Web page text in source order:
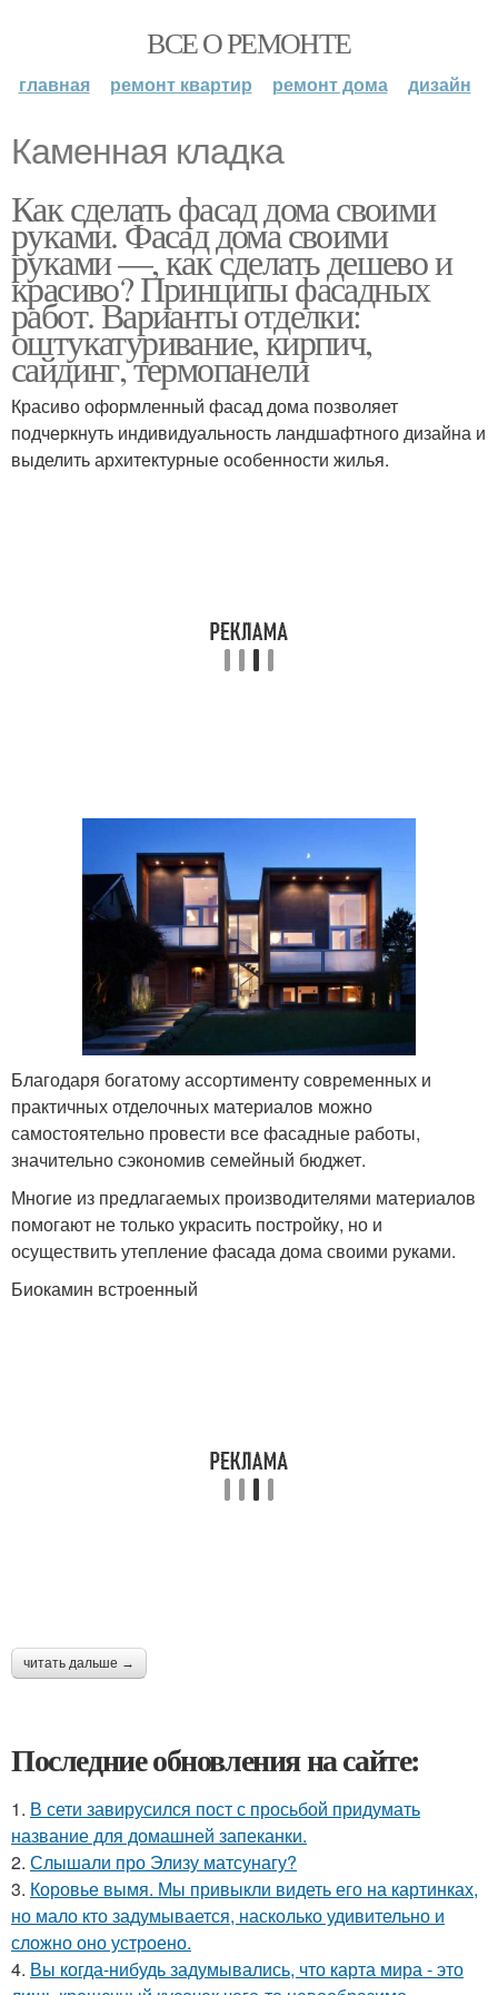
ВСЕ О РЕМОНТЕ
главная ремонт квартир ремонт дома дизайн
Каменная кладка
Как сделать фасад дома своими
руками. Фасад дома своими
руками —, как сделать дешево и
красиво? Принципы фасадных
работ. Варианты отделки:
оштукатуривание, кирпич,
сайдинг, термопанели
Красиво оформленный фасад дома позволяет
подчеркнуть индивидуальность ландшафтного дизайна и
выделить архитектурные особенности жилья.
Благодаря богатому ассортименту современных и
практичных отделочных материалов можно
самостоятельно провести все фасадные работы,
значительно сэкономив семейный бюджет.
Многие из предлагаемых производителями материалов
помогают не только украсить постройку, но и
осуществить утепление фасада дома своими руками.
Биокамин встроенный
читать дальше →
Последние обновления на сайте:
1. В сети завирусился пост с просьбой придумать
название для домашней запеканки.
2. Слышали про Элизу матсунагу?
3. Коровье вымя. Мы привыкли видеть его на картинках,
но мало кто задумывается, насколько удивительно и
сложно оно устроено.
4. Вы когда-нибудь задумывались, что карта мира - это